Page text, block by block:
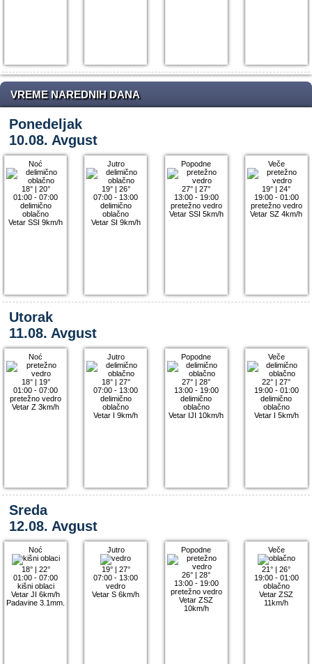
VREME NAREDNIH DANA
Ponedeljak
10.08. Avgust
Noć
18°| 20°
01:00 - 07:00
delimično
oblačno
Vetar SSI 9km/h
Jutro
19°| 26°
07:00 - 13:00
delimično
oblačno
Vetar SI 9km/h
Popodne
27° |27°
13:00 - 19:00
pretežno vedro
Vetar SSI 5km/h
Veče
19° |24°
19:00 - 01:00
pretežno vedro
Vetar SZ 4km/h
Utorak
11.08. Avgust
Noć
18°| 19°
01:00 - 07:00
pretežno vedro
Vetar Z 3km/h
Jutro
18°| 27°
07:00 - 13:00
delimično
oblačno
Vetar I 9km/h
Popodne
27° |28°
13:00 - 19:00
delimično
oblačno
Vetar IJI 10km/h
Veče
22° |27°
19:00 - 01:00
delimično
oblačno
Vetar I 5km/h
Sreda
12.08. Avgust
Noć
18°| 22°
01:00 - 07:00
kišni oblaci
Vetar JI 6km/h
Padavine 3.1mm.
Jutro
19°| 27°
07:00 - 13:00
vedro
Vetar S 6km/h
Popodne
26° |28°
13:00 - 19:00
pretežno vedro
Vetar ZSZ
10km/h
Veče
21° |26°
19:00 - 01:00
oblačno
Vetar ZSZ
11km/h